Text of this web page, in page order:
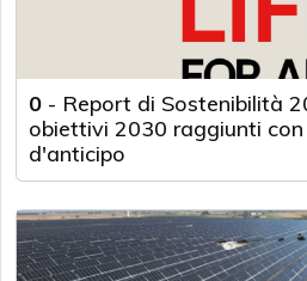
0 - Report di Sostenibilità
obiettivi 2030 raggiunti con
d'anticipo